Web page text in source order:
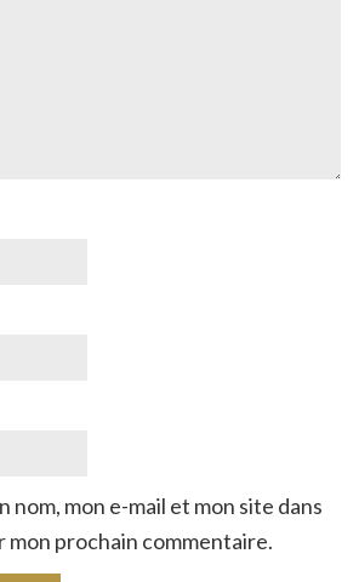
nom, mon e-mail et mon site dans
mon prochain commentaire.